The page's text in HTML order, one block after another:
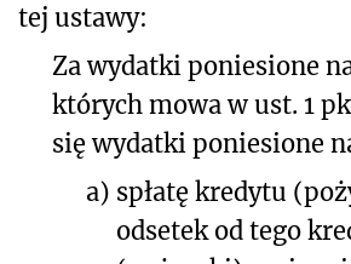
tej ustawy:
Za wydatki poniesione
których mowa w ust. 1
się wydatki poniesione
a) spłatę kredytu
odsetek od tego